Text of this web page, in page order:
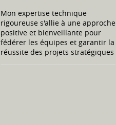
Mon expertise technique
rigoureuse s'allie à une approche
positive et bienveillante pour
fédérer les équipes et garantir la
réussite des projets stratégiques